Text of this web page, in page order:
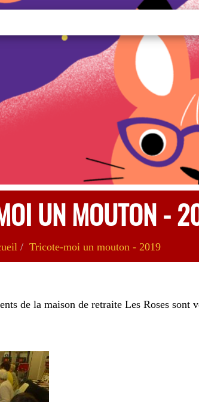
UN MOUTON -
Tricote-moi un mouton - 2019
de la maison de retraite Les Roses sont